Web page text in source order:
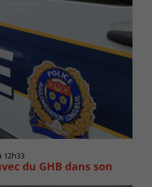
12h33
du GHB dans son